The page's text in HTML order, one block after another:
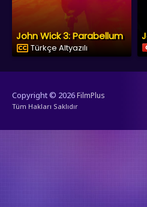
John Wick 3: Parabellum
Türkçe Altyazılı
Copyright © 2026FilmPlus
Tüm Hakları Saklıdır